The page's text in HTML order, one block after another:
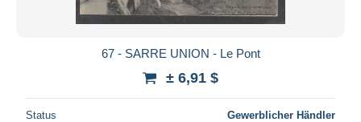
67 - SARRE UNION - Le Pont
± 6,91 $
Status Gewerblicher Händler